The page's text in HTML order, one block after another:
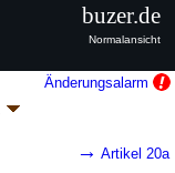
Änderungsalarm
→ Artikel 20a
buzer.de
Normalansicht